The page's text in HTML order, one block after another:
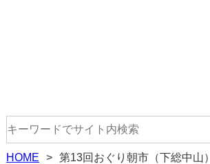
HOME 第13回おぐり朝市（下総中山）